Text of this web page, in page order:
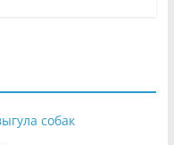
собак